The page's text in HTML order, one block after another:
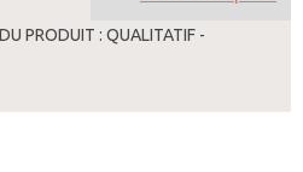
PRODUIT : QUALITATIF -